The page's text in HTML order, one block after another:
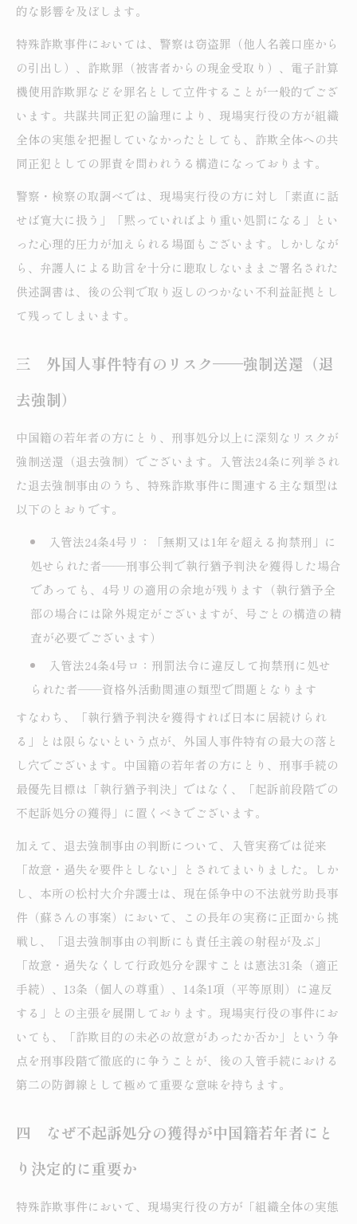
的な影響を及ぼします。
特殊詐欺事件においては、警察は窃盗罪（他人名義口座から
の引出し）、詐欺罪（被害者からの現金受取り）、電子計算
機使用詐欺罪などを罪名として立件することが一般的でござ
います。共謀共同正犯の論理により、現場実行役の方が組織
全体の実態を把握していなかったとしても、詐欺全体への共
同正犯としての罪責を問われうる構造になっております。
警察・検察の取調べでは、現場実行役の方に対し「素直に話
せば寛大に扱う」「黙っていればより重い処罰になる」とい
った心理的圧力が加えられる場面もございます。しかしなが
ら、弁護人による助言を十分に聴取しないままご署名された
供述調書は、後の公判で取り返しのつかない不利益証拠とし
て残ってしまいます。
三 外国人事件特有のリスク——強制送還（退
去強制）
中国籍の若年者の方にとり、刑事処分以上に深刻なリスクが
強制送還（退去強制）でございます。入管法24条に列挙され
た退去強制事由のうち、特殊詐欺事件に関連する主な類型は
以下のとおりです。
入管法24条4号リ：「無期又は1年を超える拘禁刑」に
処せられた者——刑事公判で執行猶予判決を獲得した場合
であっても、4号リの適用の余地が残ります（執行猶予全
部の場合には除外規定がございますが、号ごとの構造の精
査が必要でございます）
入管法24条4号ロ：刑罰法令に違反して拘禁刑に処せ
られた者——資格外活動関連の類型で問題となります
すなわち、「執行猶予判決を獲得すれば日本に居続けられ
る」とは限らないという点が、外国人事件特有の最大の落と
し穴でございます。中国籍の若年者の方にとり、刑事手続の
最優先目標は「執行猶予判決」ではなく、「起訴前段階での
不起訴処分の獲得」に置くべきでございます。
加えて、退去強制事由の判断について、入管実務では従来
「故意・過失を要件としない」とされてまいりました。しか
し、本所の松村大介弁護士は、現在係争中の不法就労助長事
件（蘇さんの事案）において、この長年の実務に正面から挑
戦し、「退去強制事由の判断にも責任主義の射程が及ぶ」
「故意・過失なくして行政処分を課すことは憲法31条（適正
手続）、13条（個人の尊重）、14条1項（平等原則）に違反
する」との主張を展開しております。現場実行役の事件にお
いても、「詐欺目的の未必の故意があったか否か」という争
点を刑事段階で徹底的に争うことが、後の入管手続における
第二の防御線として極めて重要な意味を持ちます。
四 なぜ不起訴処分の獲得が中国籍若年者にと
り決定的に重要か
特殊詐欺事件において、現場実行役の方が「組織全体の実態